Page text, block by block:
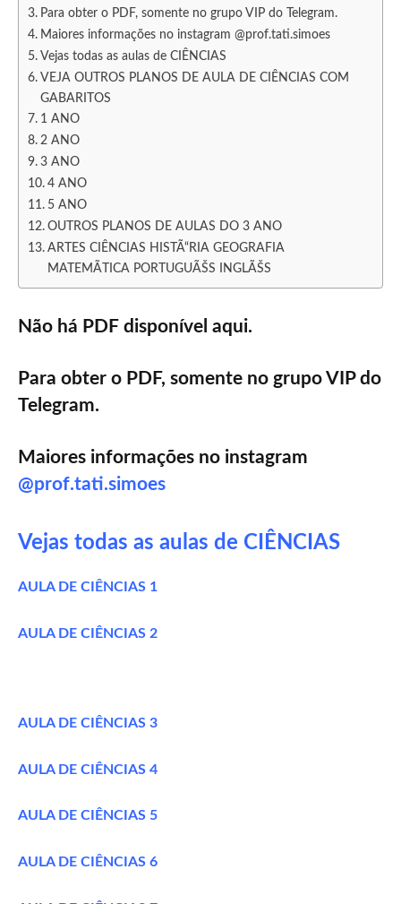
Para obter o PDF, somente no grupo VIP do Telegram.
Maiores informações no instagram @prof.tati.simoes
Vejas todas as aulas de CIÊNCIAS
VEJA OUTROS PLANOS DE AULA DE CIÊNCIAS COM
GABARITOS
1 ANO
2 ANO
3 ANO
4 ANO
5 ANO
OUTROS PLANOS DE AULAS DO 3 ANO
ARTES CIÊNCIAS HISTÃ“RIA GEOGRAFIA
MATEMÃTICA PORTUGUÃŠS INGLÃŠS
Não há PDF disponível aqui.
Para obter o PDF, somente no grupoVIP do
Telegram.
Maiores informações no instagram
@prof.tati.simoes
Vejas todas as aulas de CIÊNCIAS
AULA DE CIÊNCIAS 1
AULA DE CIÊNCIAS 2
AULA DE CIÊNCIAS 3
AULA DE CIÊNCIAS 4
AULA DE CIÊNCIAS 5
AULA DE CIÊNCIAS 6